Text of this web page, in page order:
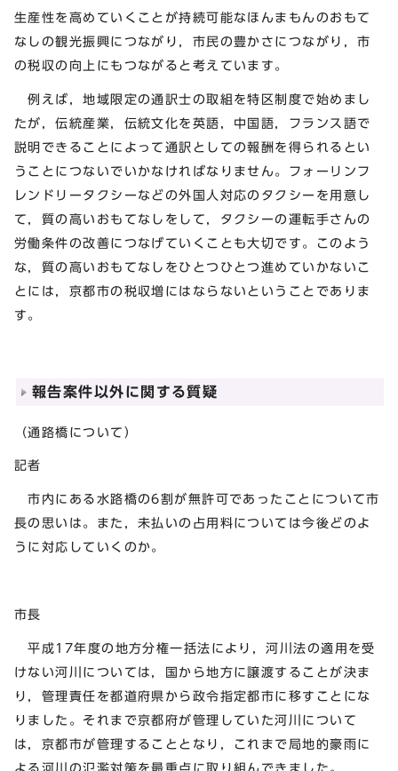
生産性を高めていくことが持続可能なほんまもんのおもて
なしの観光振興につながり，市民の豊かさにつながり，市
の税収の向上にもつながると考えています。
例えば，地域限定の通訳士の取組を特区制度で始めまし
たが，伝統産業，伝統文化を英語，中国語，フランス語で
説明できることによって通訳としての報酬を得られるとい
うことにつないでいかなければなりません。フォーリンフ
レンドリータクシーなどの外国人対応のタクシーを用意し
て，質の高いおもてなしをして，タクシーの運転手さんの
労働条件の改善につなげていくことも大切です。このよう
な，質の高いおもてなしをひとつひとつ進めていかないこ
とには，京都市の税収増にはならないということでありま
す。
報告案件以外に関する質疑
（通路橋について）
記者
市内にある水路橋の6割が無許可であったことについて市
長の思いは。また，未払いの占用料については今後どのよ
うに対応していくのか。
市長
平成17年度の地方分権一括法により，河川法の適用を受
けない河川については，国から地方に譲渡することが決ま
り，管理責任を都道府県から政令指定都市に移すことにな
りました。それまで京都府が管理していた河川について
は，京都市が管理することとなり，これまで局地的豪雨に
よる河川の氾濫対策を最重点に取り組んできました。